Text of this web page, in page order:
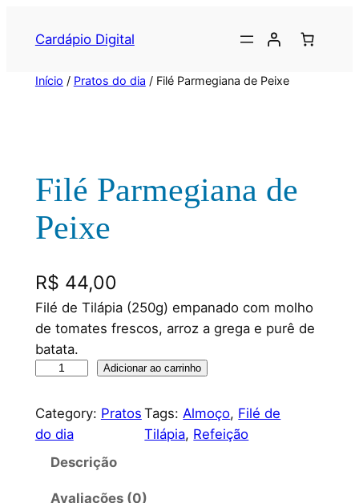
Cardápio Digital
Início / Pratos do dia / Filé Parmegiana de Peixe
Filé Parmegiana de
Peixe
R$ 44,00
Filé de Tilápia (250g) empanado com molho
de tomates frescos, arroz a grega e purê de
batata.
Adicionar ao carrinho
Category: Pratos
do dia
Tags:Almoço, Filé de
Tilápia, Refeição
Descrição
Avaliações (0)